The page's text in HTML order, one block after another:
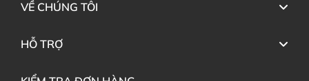
VỀ CHÚNG TÔI
HỖ TRỢ